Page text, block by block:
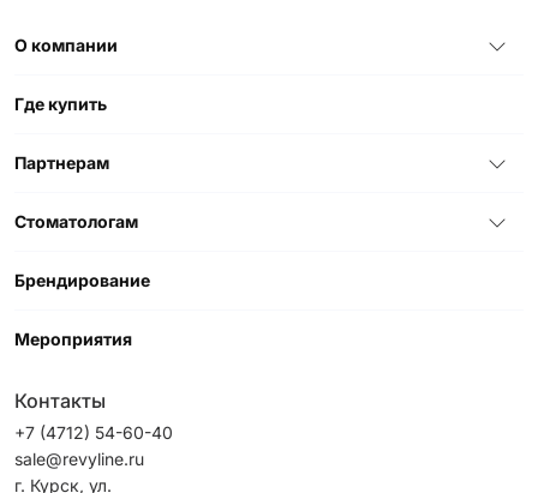
О компании
Где купить
Партнерам
Стоматологам
Брендирование
Мероприятия
Контакты
+7 (4712) 54-60-40
sale@revyline.ru
г. Курск, ул.